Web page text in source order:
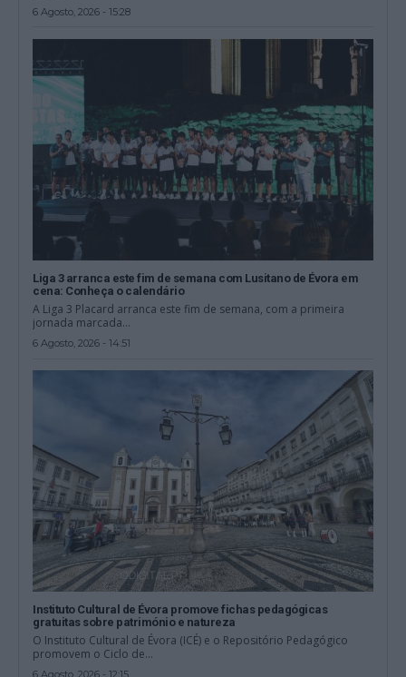
6 Agosto, 2026 - 15:28
Liga 3 arranca este fim de semana com Lusitano de Évora em
cena: Conheça o calendário
A Liga 3 Placard arranca este fim de semana, com a primeira
jornada marcada...
6 Agosto, 2026 - 14:51
Instituto Cultural de Évora promove fichas pedagógicas
gratuitas sobre património e natureza
O Instituto Cultural de Évora (ICÉ) e o Repositório Pedagógico
promovem o Ciclo de...